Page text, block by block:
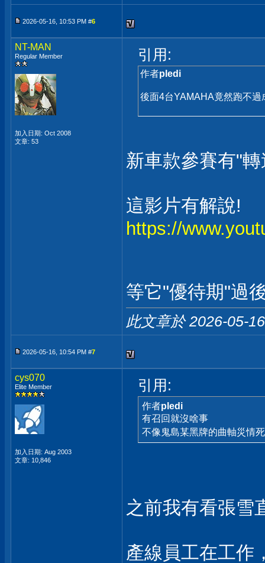
2026-05-16, 10:53 PM #6
NT-MAN
Regular Member
加入日期: Oct 2008
文章: 53
引用:
作者pledi
後面4台YAMAHA竟然跑不
新車款參賽有"
這影片有解說!
https://
等它"優待期"過
此文章於 2026-05-
2026-05-16, 10:54 PM #7
cys070
Elite Member
加入日期: Aug 2003
文章: 10,846
引用:
作者pledi
有召回就沒啥事
不像鬼島某黑牌的曲軸災情
之前我有看張雪
產線員工在工作